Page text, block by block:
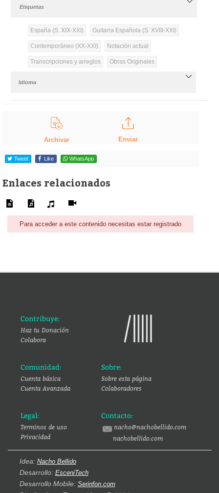
Etiquetas
España (S. XIX-XXI) Guitarra Española (S. XVIII-XXI)
Contemporáneo (XX-XXI) Notación actual
Transcripciones y arreglos Obras Originales
Idioma
Archivar Enviar
Tweet Like WhatsApp
Enlaces relacionados
Para acceder a este contenido necesitas estar registrado
Contribuye:
Haz tu Donación
Colabora
Comunidad:
Cuenta básica
Cuenta Avanzada
Sobre:
Sobre esta página
Colaboradores
Legal:
Terminos de uso
Privacidad
Contacto:
nacho@nachobellido.com
nachobellido.com
Idea: Nacho Bellido
Desarrollo: EsceniTech
Desarrollo Mobile: Serinfon.com